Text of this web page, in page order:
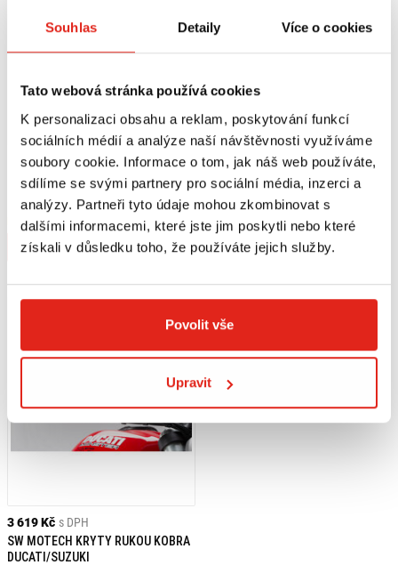
Souhlas Detaily Více o cookies
Tato webová stránka používá cookies
K personalizaci obsahu a reklam, poskytování funkcí
sociálních médií a analýze naší návštěvnosti využíváme
soubory cookie. Informace o tom, jak náš web používáte,
sdílíme se svými partnery pro sociální média, inzerci a
analýzy. Partneři tyto údaje mohou zkombinovat s
dalšími informacemi, které jste jim poskytli nebo které
získali v důsledku toho, že používáte jejich služby.
Povolit vše
Upravit
1 209 Kč s DPH
SW MOTECH ROZŠÍŘENÍ ZPĚTNÝCH
ZRCÁTEK
Na objednávku
Koupit
2 899 Kč s DPH
SW MOTECH TANKVAK LT2
Na objednávku
Koupit
3 619 Kč s DPH
SW MOTECH KRYTY RUKOU KOBRA
DUCATI/SUZUKI